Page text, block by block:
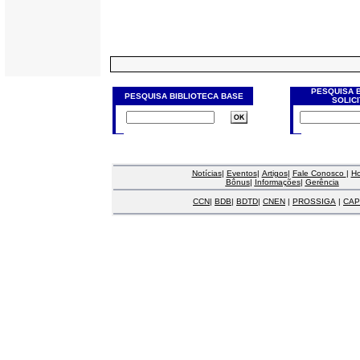
PESQUISA BIBLIOTECA BASE
PESQUISA
Notícias| Eventos| Artigos| Fale Conosco |
Bônus| Informações| Gerência
CCN| BDB| BDTD| CNEN | PROSSIGA |